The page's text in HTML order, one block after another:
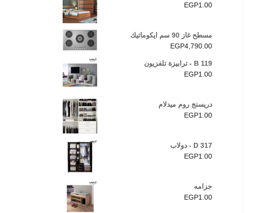
EGP1.00
مسطح غاز 90 سم ايكوماتيك
EGP4,790.00
B 119 - ترابيزة تلفزيون
EGP1.00
دريسنج روم ميدلام
EGP1.00
D 317 - دولاب
EGP1.00
جزامه
EGP1.00